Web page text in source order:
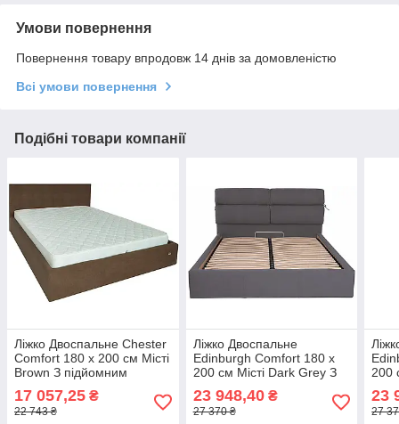
Умови повернення
Повернення товару впродовж 14 днів за домовленістю
Всі умови повернення
Подібні товари компанії
Ліжко Двоспальне Chester
Comfort 180 х 200 см Місті
Brown З підйомним
механізмом та нішою для
білизни Коричневий
17 057,25 ₴
22 743 ₴
Ліжко Двоспальне
Edinburgh Comfort 180 х
200 см Місті Dark Grey З
підйомним механізмом та
нішою для білизни Темно-
сірий
23 948,40₴
27 370 ₴
200
23
27